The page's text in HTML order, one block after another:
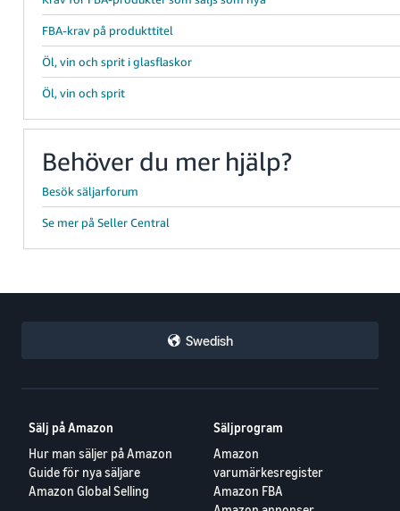
FBA-krav på produkttitel
Öl, vin och sprit i glasflaskor
Öl, vin och sprit
Behöver du mer hjälp?
Besök säljarforum
Se mer på Seller Central
Swedish
Sälj på Amazon
Hur man säljer på Amazon
Guide för nya säljare
Amazon Global Selling
Säljprogram
Amazon
varumärkesregister
Amazon FBA